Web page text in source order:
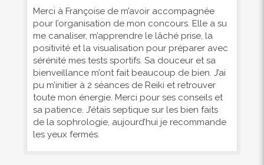
Merci à Françoise de m’avoir accompagnée
pour l’organisation de mon concours. Elle a su
me canaliser, m’apprendre le lâché prise, la
positivité et la visualisation pour préparer avec
sérénité mes tests sportifs. Sa douceur et sa
bienveillance m’ont fait beaucoup de bien. J’ai
pu m’initier à 2 séances de Reiki et retrouver
toute mon énergie. Merci pour ses conseils et
sa patience. J’étais septique sur les bien faits
de la sophrologie, aujourd’hui je recommande
les yeux fermés.